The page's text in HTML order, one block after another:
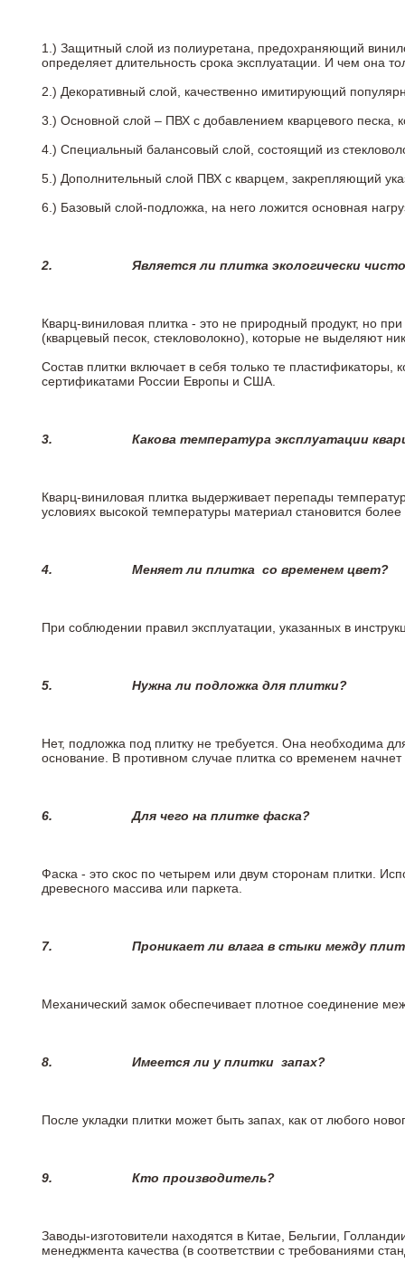
1.) Защитный слой из полиуретана, предохраняющий
определяет длительность срока эксплуатации. И чем она
2.) Декоративный слой, качественно имитирующий
3.) Основной слой – ПВХ с добавлением кварцевого песка,
4.) Специальный балансовый слой, состоящий из
5.) Дополнительный слой ПВХ с кварцем, закрепляющий
6.) Базовый слой-подложка, на него ложится основная
2. Является ли плитка экологически
Кварц-виниловая плитка - это не природный продукт, но
(кварцевый песок, стекловолокно), которые не выделяют
Состав плитки включает в себя только те
сертификатами России Европы и США.
3. Какова температура эксплуатации
Кварц-виниловая плитка выдерживает перепады
условиях высокой температуры материал становится
4. Меняет ли плитка со временем цвет?
При соблюдении правил эксплуатации, указанных в
5. Нужна ли подложка для плитки?
Нет, подложка под плитку не требуется. Она необходима
основание. В противном случае плитка со временем
6.Для чего на плитке фаска?
Фаска - это скос по четырем или двум сторонам плитки.
древесного массива или паркета.
7. Проникает ли влага в стыки между
Механический замок обеспечивает плотное соединение
8. Имеется ли у плитки запах?
После укладки плитки может быть запах, как от любого
9. Кто производитель?
Заводы-изготовители находятся в Китае, Бельгии,
менеджмента качества (в соответствии с требованиями